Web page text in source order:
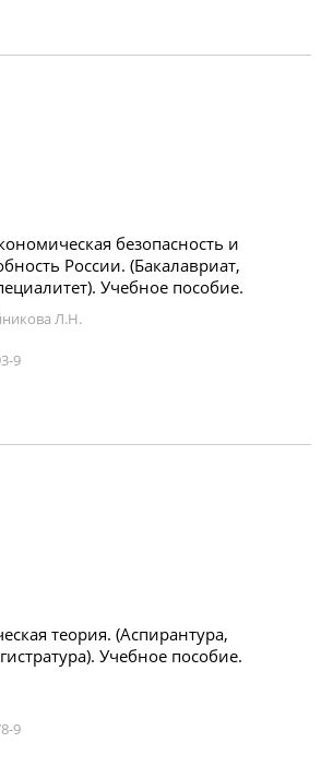
безопасность и
России. (Бакалавриат,
Учебное пособие.
Л.Н.
9
теория. (Аспирантура,
Учебное пособие.
9